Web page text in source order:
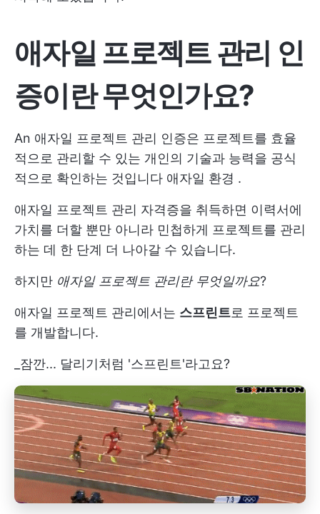
애자일 프로젝트 관리 인
증이란 무엇인가요?
An 애자일 프로젝트 관리 인증은 프로젝트를 효율
적으로 관리할 수 있는 개인의 기술과 능력을 공식
적으로 확인하는 것입니다 애자일 환경 .
애자일 프로젝트 관리 자격증을 취득하면 이력서에
가치를 더할 뿐만 아니라 민첩하게 프로젝트를 관리
하는 데 한 단계 더 나아갈 수 있습니다.
하지만 애자일 프로젝트 관리란 무엇일까요?
애자일 프로젝트 관리에서는 스프린트로 프로젝트
를 개발합니다.
_잠깐... 달리기처럼 '스프린트'라고요?